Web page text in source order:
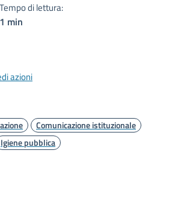
Tempo di lettura:
1 min
azioni
Comunicazione istituzionale
Igiene pubblica